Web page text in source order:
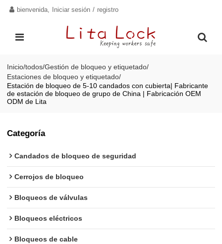
bienvenida, Iniciar sesión / registro
Inicio/todos/Gestión de bloqueo y etiquetado/
Estaciones de bloqueo y etiquetado/
Estación de bloqueo de 5-10 candados con cubierta| Fabricante
de estación de bloqueo de grupo de China | Fabricación OEM
ODM de Lita
Categoría
Candados de bloqueo de seguridad
Cerrojos de bloqueo
Bloqueos de válvulas
Bloqueos eléctricos
Bloqueos de cable